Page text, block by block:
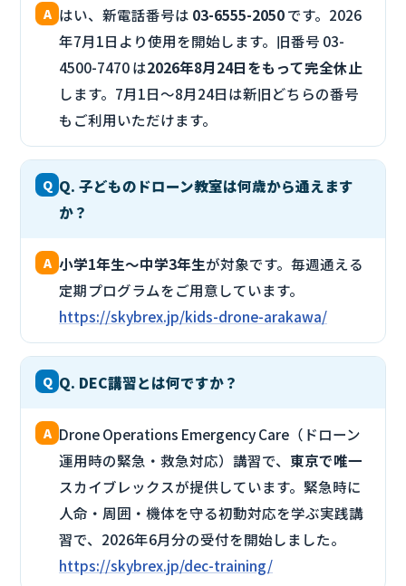
A はい、新電話番号は 03-6555-2050です。2026
年7月1日より使用を開始します。旧番号 03-
4500-7470 は2026年8月24日をもって完全休止
します。7月1日〜8月24日は新旧どちらの番号
もご利用いただけます。
Q Q. 子どものドローン教室は何歳から通えます
か？
A 小学1年生〜中学3年生が対象です。毎週通える
定期プログラムをご用意しています。
https://skybrex.jp/kids-drone-arakawa/
Q Q. DEC講習とは何ですか？
A Drone Operations Emergency Care（ドローン
運用時の緊急・救急対応）講習で、 東京で唯一
スカイブレックスが提供しています。緊急時に
人命・周囲・機体を守る初動対応を学ぶ実践講
習で、2026年6月分の受付を開始しました。
https://skybrex.jp/dec-training/